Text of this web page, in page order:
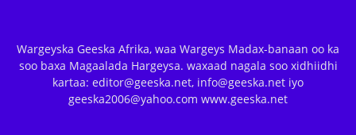
Wargeyska Geeska Afrika, waa Wargeys Madax-banaan oo ka
soo baxa Magaalada Hargeysa. waxaad nagala soo xidhiidhi
kartaa: editor@geeska.net, info@geeska.net iyo
geeska2006@yahoo.com www.geeska.net